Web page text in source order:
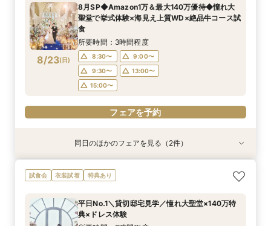
8/22(土)
9:30〜 15:00〜
フェアを予約
8/22(土)
9:00〜
13:00〜
フェアを予約
8/23(日)
8月SP◆Amazon1万＆最大140万優待◆憧れ大
聖堂で挙式体験×海見え上質WD×絶品牛コース試
食
所要時間：3時間程度
8:30〜
9:00〜
9:30〜
13:00〜
15:00〜
フェアを予約
衣装試着 特典あり
140万優待◇絶景会場×祝福の大聖堂＊料理評価
◎コース試食付
9:00〜
衣装試着 特典あり
【大切なペットと挙式＆披露宴どちらもOK】
ペット婚*安心相談会
9:30〜
同日のほかのフェアを見る（2件）
試食会 衣装試着 特典あり
平日No.1＼貸切邸宅見学／憧れ大聖堂×140万特
典×ドレス体験